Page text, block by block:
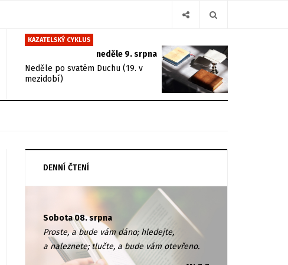
KAZATELSKÝ CYKLUS
neděle 9. srpna
Neděle po svatém Duchu (19. v
mezidobí)
DENNÍ ČTENÍ
Sobota 08. srpna
Proste, a bude vám dáno; hledejte,
a naleznete; tlučte, a bude vám otevřeno.